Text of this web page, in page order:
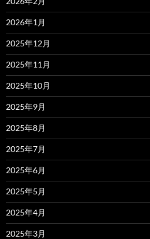
2026年1月
2025年12月
2025年11月
2025年10月
2025年9月
2025年8月
2025年7月
2025年6月
2025年5月
2025年4月
2025年3月